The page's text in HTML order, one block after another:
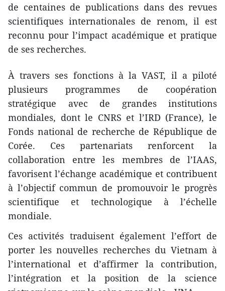
de centaines de publications dans des revues
scientifiques internationales de renom, il est
reconnu pour l’impact académique et pratique
de ses recherches.
À travers ses fonctions à la VAST, il a piloté
plusieurs programmes de coopération
stratégique avec de grandes institutions
mondiales, dont le CNRS et l’IRD (France), le
Fonds national de recherche de République de
Corée. Ces partenariats renforcent la
collaboration entre les membres de l’IAAS,
favorisent l’échange académique et contribuent
à l’objectif commun de promouvoir le progrès
scientifique et technologique à l’échelle
mondiale.
Ces activités traduisent également l’effort de
porter les nouvelles recherches du Vietnam à
l’international et d’affirmer la contribution,
l’intégration et la position de la science